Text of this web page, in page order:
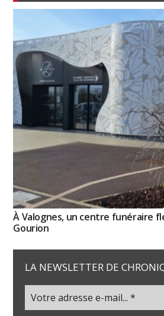
À Valognes, un centre funéraire
Gourion
LA NEWSLETTER DE